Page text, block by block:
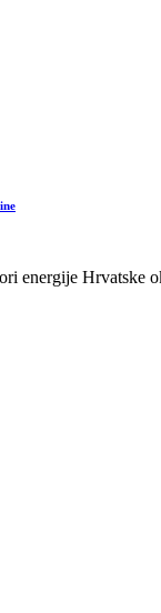
energije